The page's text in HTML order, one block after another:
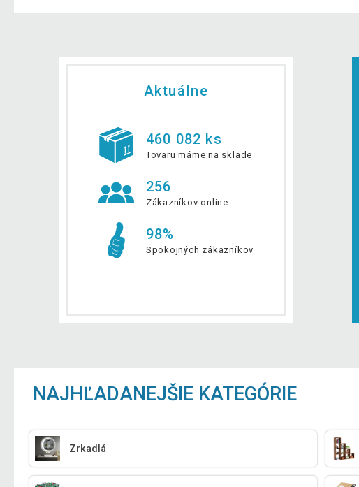
Aktuálne
460 082 ks
Tovaru máme na sklade
256
Zákazníkov online
98%
Spokojných zákazníkov
NAJHĽADANEJŠIE KATEGÓRIE
Zrkadlá